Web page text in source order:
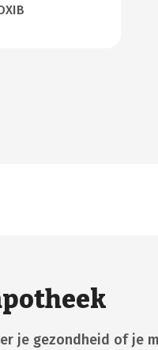
je gezondheid of je